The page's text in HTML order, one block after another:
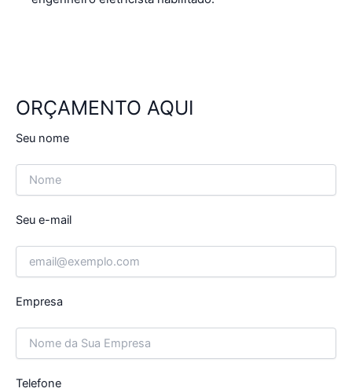
ORÇAMENTO AQUI
Seu nome
Seu e-mail
Empresa
Telefone